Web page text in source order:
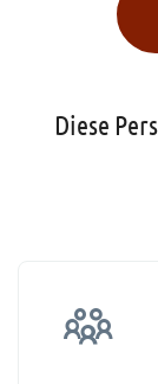
Diese